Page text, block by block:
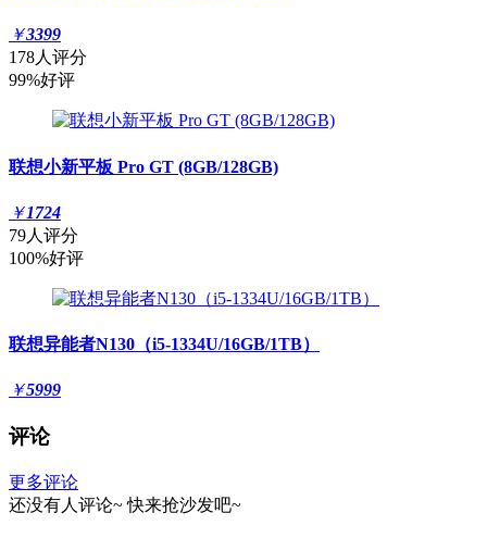
￥3399
178人评分
99%好评
联想小新平板 Pro GT (8GB/128GB)
￥1724
79人评分
100%好评
联想异能者N130（i5-1334U/16GB/1TB）
￥5999
评论
更多评论
还没有人评论~ 快来抢沙发吧~